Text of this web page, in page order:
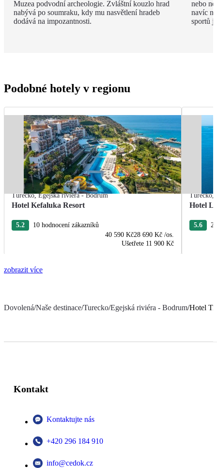
Muzea podvodní archeologie. Zvláštní kouzlo hrad
nabývá po soumraku, kdy mu nasvětlení hradeb
dodává na impozantnosti.
nebo
navíc
sportů
Podobné hotely v regionu
Turecko,Egejská riviéra - Bodrum
Hotel Kefaluka Resort
5.2
10 hodnocení zákazníků
40 590 Kč28 690 Kč /os.
Ušetřete 11 900 Kč
Turecko,
Hotel
5.6
zobrazit více
Dovolená/Naše destinace/Turecko/Egejská riviéra - Bodrum/Hotel
Kontakt
Kontaktujte nás
+420 296 184 910
info@cedok.cz